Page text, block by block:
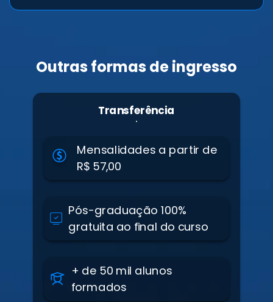
Outras formas de ingresso
Transferência
Mensalidades a partir de
R$ 57,00
Pós-graduação 100%
gratuita ao final do curso
+ de 50 mil alunos
formados